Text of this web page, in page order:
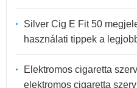
Silver Cig E Fit 50
használati tippek a
Elektromos cigaretta
elektromos cigaretta